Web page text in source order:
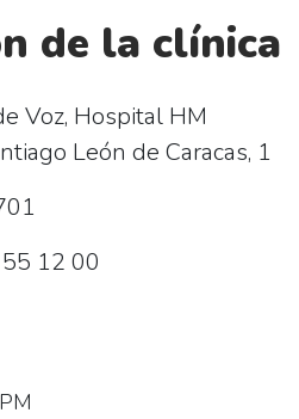
de la clínica
Voz, Hospital HM
León de Caracas, 1
12 00